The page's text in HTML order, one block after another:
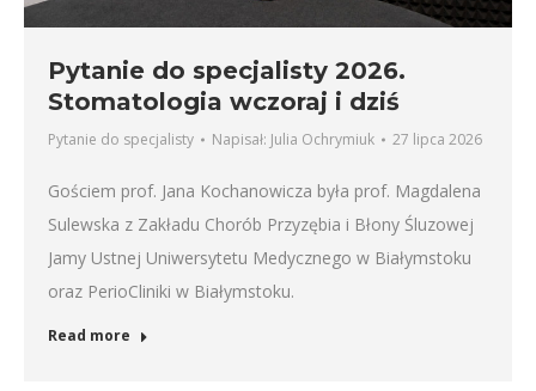
Pytanie do specjalisty 2026.
Stomatologia wczoraj i dziś
Pytanie do specjalisty Napisał: Julia Ochrymiuk 27 lipca 2026
Gościem prof. Jana Kochanowicza była prof. Magdalena
Sulewska z Zakładu Chorób Przyzębia i Błony Śluzowej
Jamy Ustnej Uniwersytetu Medycznego w Białymstoku
oraz PerioCliniki w Białymstoku.
Read more